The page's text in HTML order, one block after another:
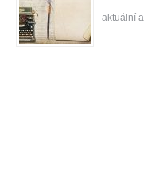
aktuální